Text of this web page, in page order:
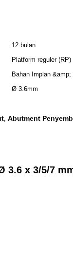
12 bulan
Platform reguler (RP)
Bahan Implan
Ø 3.6mm
, Abutment
3.6 x 3/5/7